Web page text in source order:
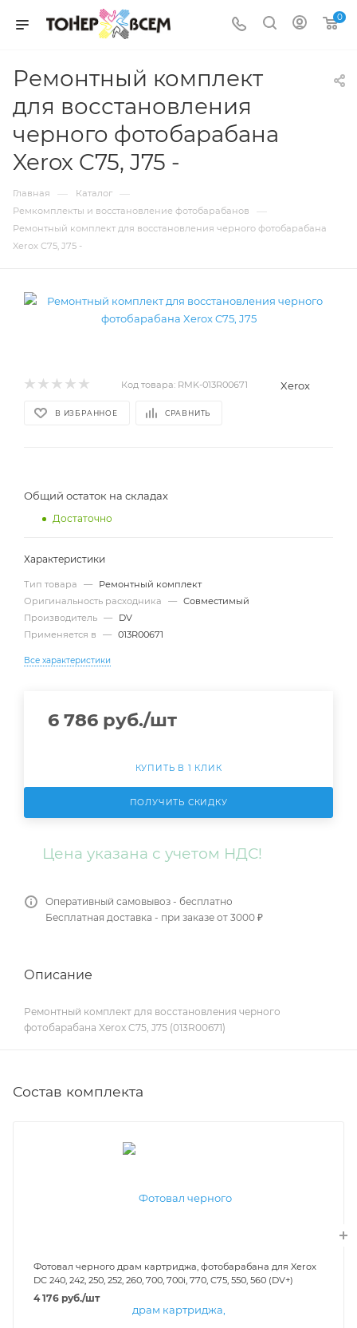
0
Ремонтный комплект
для восстановления
черного фотобарабана
Xerox C75, J75 -
Главная — Каталог —
Ремкомплекты и восстановление фотобарабанов —
Ремонтный комплект для восстановления черного фотобарабана
Xerox C75, J75 -
Код товара: RMK-013R00671 Xerox
В ИЗБРАННОЕ СРАВНИТЬ
Общий остаток на складах
Достаточно
Характеристики
Тип товара —
Ремонтный комплект
Оригинальность расходника
— Совместимый
Производитель —
DV
Применяется в
— 013R00671
Все характеристики
6 786 руб./шт
КУПИТЬ В 1 КЛИК
ПОЛУЧИТЬ СКИДКУ
Цена указана с учетом НДС!
Оперативный самовывоз - бесплатно
Бесплатная доставка - при заказе от 3000 ₽
Описание
Ремонтный комплект для восстановления черного
фотобарабана Xerox C75, J75 (013R00671)
Состав комплекта
Фотовал черного драм картриджа, фотобарабана для Xerox
DC 240, 242, 250, 252, 260, 700, 700i, 770, C75, 550, 560 (DV+)
4 176 руб./шт